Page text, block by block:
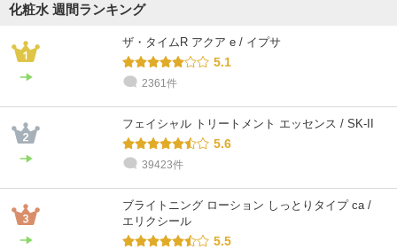
化粧水 週間ランキング
ザ・タイムR アクア e / イプサ
5.1
2361件
フェイシャル トリートメント エッセンス / SK-II
5.6
39423件
ブライトニング ローション しっとりタイプ ca /
エリクシール
5.5